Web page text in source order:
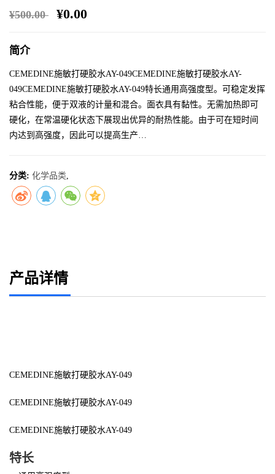
¥500.00 ¥0.00
简介
CEMEDINE施敏打硬胶水AY-049CEMEDINE施敏打硬胶水AY-
049CEMEDINE施敏打硬胶水AY-049特长通用高强度型。可稳定发挥
粘合性能，便于双液的计量和混合。面衣具有黏性。无需加热即可
硬化，在常温硬化状态下展现出优异的耐热性能。由于可在短时间
内达到高强度，因此可以提高生产…
分类: 化学品类,
产品详情
CEMEDINE施敏打硬胶水AY-049
CEMEDINE施敏打硬胶水AY-049
CEMEDINE施敏打硬胶水AY-049
特长